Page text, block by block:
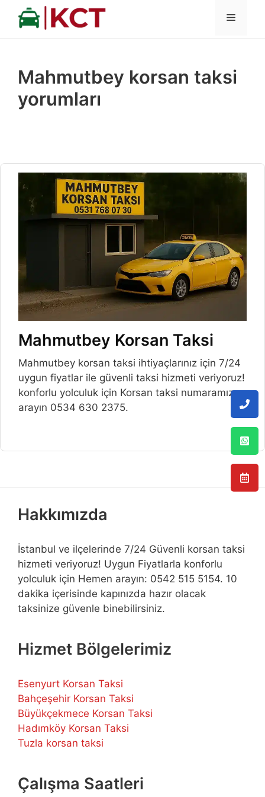
İçeriğe
MENÜ
Mahmutbey korsan taksi
yorumları
Mahmutbey Korsan Taksi
Mahmutbey korsan taksi ihtiyaçlarınız için 7/24
uygun fiyatlar ile güvenli taksi hizmeti veriyoruz!
konforlu yolculuk için Korsan taksi numaramızı
arayın 0534 630 2375.
Hakkımızda
İstanbul ve ilçelerinde 7/24 Güvenli korsan taksi
hizmeti veriyoruz! Uygun Fiyatlarla konforlu
yolculuk için Hemen arayın: 0542 515 5154. 10
dakika içerisinde kapınızda hazır olacak
taksinize güvenle binebilirsiniz.
Hizmet Bölgelerimiz
Esenyurt Korsan Taksi
Bahçeşehir Korsan Taksi
Büyükçekmece Korsan Taksi
Hadımköy Korsan Taksi
Tuzla korsan taksi
Çalışma Saatleri